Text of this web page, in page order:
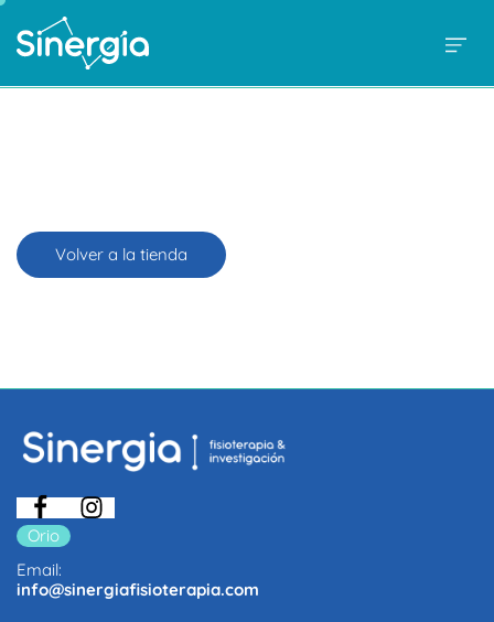
Volver a la tienda
Orio
Email:
info@sinergiafisioterapia.com